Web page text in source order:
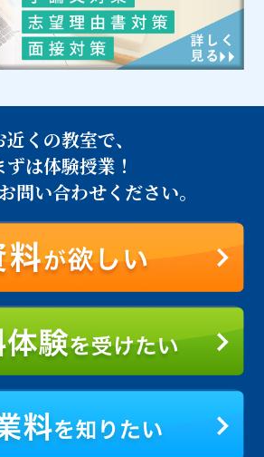
近くの教室で、
ずは体験授業！
問い合わせください。